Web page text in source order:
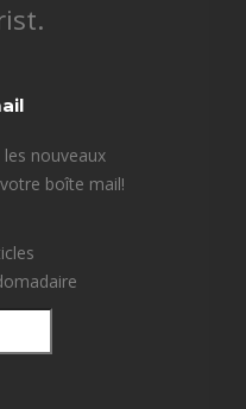
les nouveaux
boîte mail!